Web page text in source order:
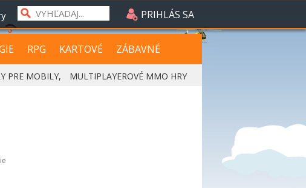
PRIHLÁS SA
RPG KARTOVÉ ZÁBAVNÉ
PRE MOBILY, MULTIPLAYEROVÉ MMO HRY